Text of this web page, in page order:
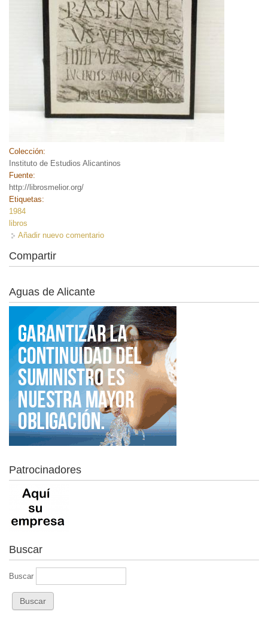
Colección:
Instituto de Estudios Alicantinos
Fuente:
http://librosmelior.org/
Etiquetas:
1984
libros
Añadir nuevo comentario
Compartir
Aguas de Alicante
Patrocinadores
Buscar
Buscar